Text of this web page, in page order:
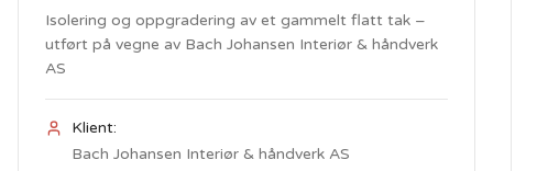
Isolering og oppgradering av et gammelt flatt tak –
utført på vegne av Bach Johansen Interiør & håndverk
AS
Klient:
Bach Johansen Interiør & håndverk AS